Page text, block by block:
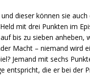
dieser können sie auch
mit drei Punkten im
bis zu sieben anheben,
Macht – niemand wird
Jemand mit sechs
entspricht, die er bei der